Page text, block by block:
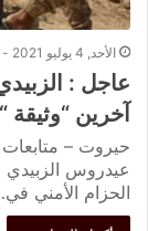
الأحد, 4 يوليو 2021 - 11:53 م
عاجل :
آخرين “وثيقة “
حيروت – متابعات
عيدروس الزبيدي
الحزام الأمني